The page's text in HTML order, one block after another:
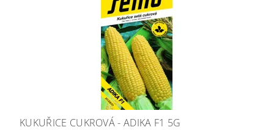
KUKUŘICE CUKROVÁ - ADIKA F1 5G